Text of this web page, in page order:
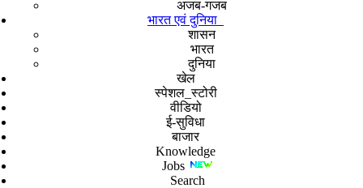
अजब-गजब
भारत एवं दुनिया
शासन
भारत
दुनिया
खेल
स्पेशल_स्टोरी
वीडियो
ई-सुविधा
बाजार
Knowledge
Jobs
Search